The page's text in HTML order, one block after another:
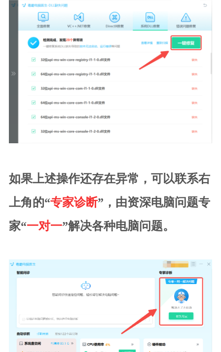
如果上述操作还存在异常，可以联系右
上角的“专家诊断”，由资深电脑问题专
家“一对一”解决各种电脑问题。